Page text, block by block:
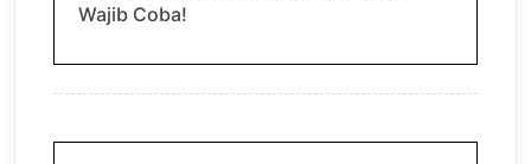
Wajib Coba!